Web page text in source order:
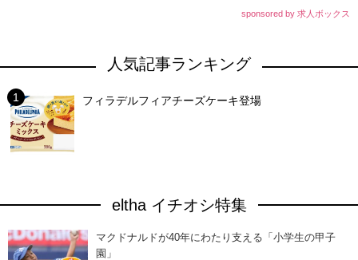
sponsored by 求人ボックス
人気記事ランキング
フィラデルフィアチーズケーキ登場
eltha イチオシ特集
マクドナルドが40年にわたり支える「小学生の甲子
園」